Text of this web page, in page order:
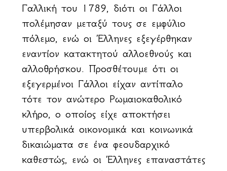
Γαλλική του 1789, διότι οι Γάλλοι
πολέμησαν μεταξύ τους σε εμφύλιο
πόλεμο, ενώ οι Έλληνες εξεγέρθηκαν
εναντίον κατακτητού αλλοεθνούς και
αλλοθρήσκου. Προσθέτουμε ότι οι
εξεγερμένοι Γάλλοι είχαν αντίπαλο
τότε τον ανώτερο Ρωμαιοκαθολικό
κλήρο, ο οποίος είχε αποκτήσει
υπερβολικά οικονομικά και κοινωνικά
δικαιώματα σε ένα φεουδαρχικό
καθεστώς, ενώ οι Έλληνες επαναστάτες